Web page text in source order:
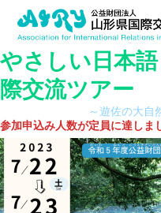
やさしい日本
際交流ツアー
～遊佐の大自
参加申込み人数が定員に達しま